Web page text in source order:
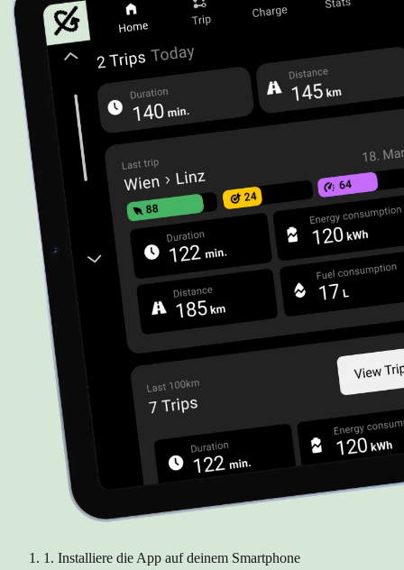
1. Installiere die App auf deinem Smartphone